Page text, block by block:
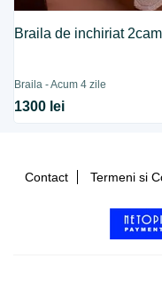
Braila de inchiriat
Braila - Acum 4 zile
1300 lei
Contact Termeni si